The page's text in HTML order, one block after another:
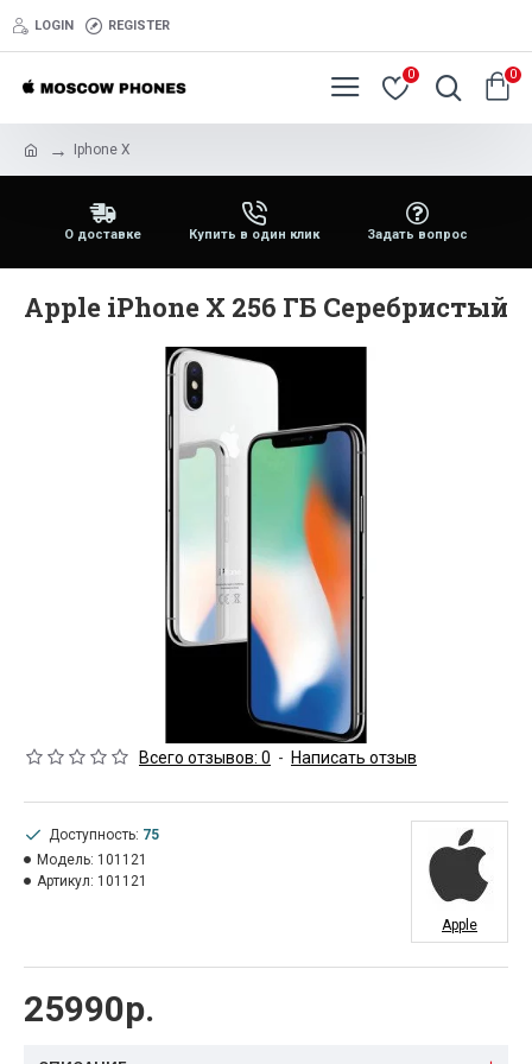
LOGIN REGISTER
0 0
Iphone X
О доставке Купить в один клик Задать вопрос
Apple iPhone X 256 ГБ Серебристый
Всего отзывов: 0 - Написать отзыв
25990р.
Доступность: 75
Модель: 101121
Артикул: 101121
Apple